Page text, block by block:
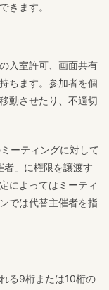
きます。
入室許可、画面共有
ちます。参加者を個
動させたり、不適切
ーティングに対して
者」に権限を譲渡す
によってはミーティ
では代替主催者を指
る9桁または10桁の